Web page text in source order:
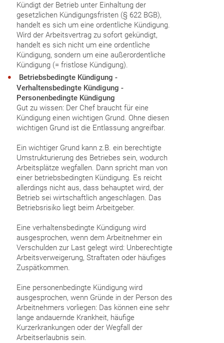
Kündigt der Betrieb unter Einhaltung der
gesetzlichen Kündigungsfristen (§ 622 BGB),
handelt es sich um eine ordentliche Kündigung.
Wird der Arbeitsvertrag zu sofort gekündigt,
handelt es sich nicht um eine ordentliche
Kündigung, sondern um eine außerordentliche
Kündigung (= fristlose Kündigung).
Betriebsbedingte Kündigung -
Verhaltensbedingte Kündigung -
Personenbedingte Kündigung
Gut zu wissen: Der Chef braucht für eine
Kündigung einen wichtigen Grund. Ohne diesen
wichtigen Grund ist die Entlassung angreifbar.
Ein wichtiger Grund kann z.B. ein berechtigte
Umstrukturierung des Betriebes sein, wodurch
Arbeitsplätze wegfallen. Dann spricht man von
einer betriebsbedingten Kündigung. Es reicht
allerdings nicht aus, dass behauptet wird, der
Betrieb sei wirtschaftlich angeschlagen. Das
Betriebsrisiko liegt beim Arbeitgeber.
Eine verhaltensbedingte Kündigung wird
ausgesprochen, wenn dem Arbeitnehmer ein
Verschulden zur Last gelegt wird: Unberechtigte
Arbeitsverweigerung, Straftaten oder häufiges
Zuspätkommen.
Eine personenbedingte Kündigung wird
ausgesprochen, wenn Gründe in der Person des
Arbeitnehmers vorliegen: Das können eine sehr
lange andauernde Krankheit, häufige
Kurzerkrankungen oder der Wegfall der
Arbeitserlaubnis sein.